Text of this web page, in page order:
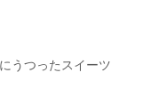
うつったスイーツ